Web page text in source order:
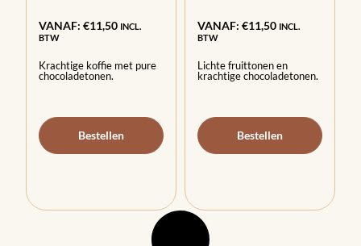
VANAF:€11,50 INCL.
BTW
Krachtige koffie met pure
chocoladetonen.
Bestellen
VANAF: €11,50 INCL.
BTW
Lichte fruittonen en
krachtige chocoladetonen.
Bestellen